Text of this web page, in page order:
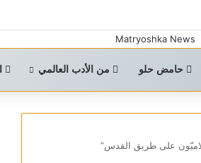
حامض حلو من الأدب العالمي
على طريق القدس”